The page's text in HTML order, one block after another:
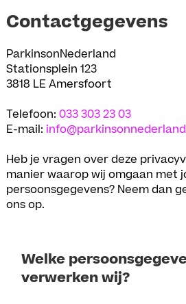
Contactgegevens
ParkinsonNederland
Stationsplein 123
3818 LE Amersfoort
Telefoon:033 303 23 03
E-mail:
Heb je vragen over deze
manier waarop wij omgaan met
persoonsgegevens? Neem dan
ons op.
Welke
verwerken wij?